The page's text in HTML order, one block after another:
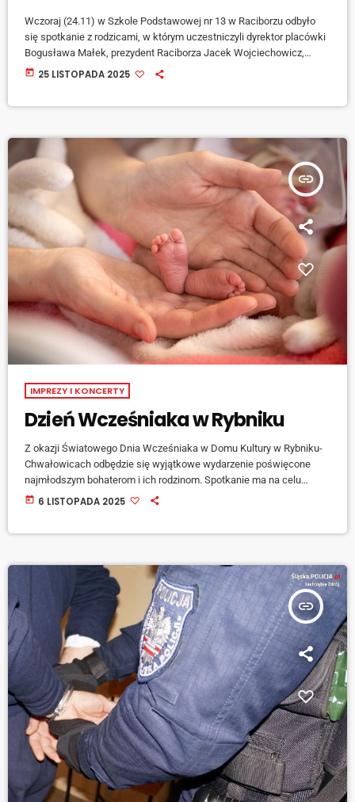
Wczoraj (24.11) w Szkole Podstawowej nr 13 w Raciborzu odbyło
się spotkanie z rodzicami, w którym uczestniczyli dyrektor placówki
Bogusława Małek, prezydent Raciborza Jacek Wojciechowicz,
wiceprezydent miasta Michał Kuliga oraz Krzysztof Żychski –
today 25 LISTOPADA 2025
insert_link
IMPREZY I KONCERTY
Dzień Wcześniaka w Rybniku
Z okazji Światowego Dnia Wcześniaka w Domu Kultury w Rybniku-
Chwałowicach odbędzie się wyjątkowe wydarzenie poświęcone
najmłodszym bohaterom i ich rodzinom. Spotkanie ma na celu
integrację środowiska rodziców wcześniaków, wsparcie
today 6 LISTOPADA 2025
insert_link